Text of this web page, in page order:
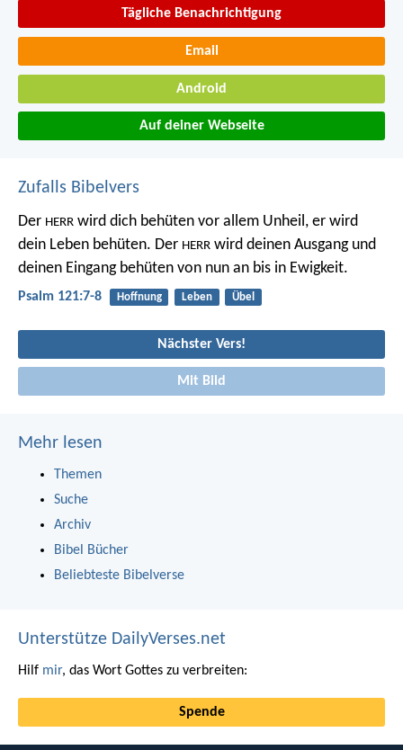
Tägliche Benachrichtigung
Email
Android
Auf deiner Webseite
Zufalls Bibelvers
Der HERR wird dich behüten vor allem Unheil, er wird
dein Leben behüten. Der HERR wird deinen Ausgang und
deinen Eingang behüten von nun an bis in Ewigkeit.
Psalm 121:7-8 Hoffnung Leben Übel
Nächster Vers!
Mit Bild
Mehr lesen
Themen
Suche
Archiv
Bibel Bücher
Beliebteste Bibelverse
Unterstütze DailyVerses.net
Hilf mir, das Wort Gottes zu verbreiten:
Spende